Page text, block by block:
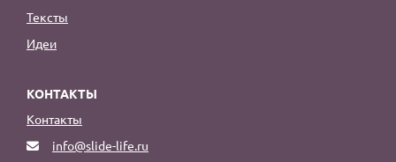
Тексты
Идеи
КОНТАКТЫ
Контакты
info@slide-life.ru